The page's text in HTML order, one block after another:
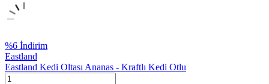
%6 İndirim
Eastland
Eastland Kedi Oltası Ananas - Kraftlı Kedi Otlu